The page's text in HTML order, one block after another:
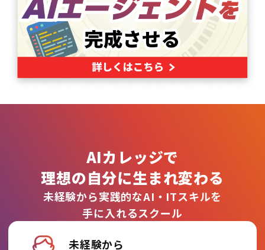
AIカレッジで
理想の自分に生まれ変わる
未経験から実践的なAI・ITスキルを
手に入れるスクール
未経験から